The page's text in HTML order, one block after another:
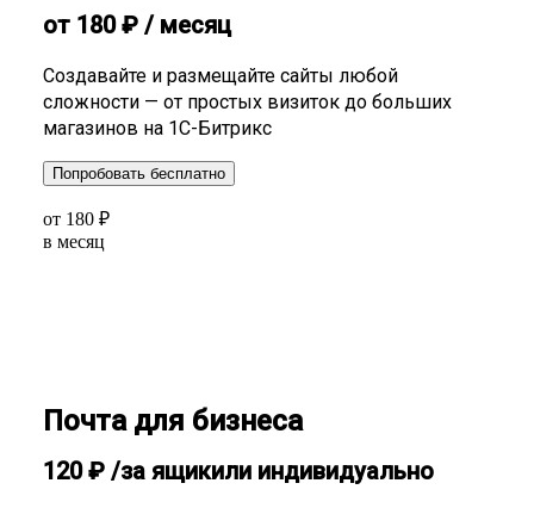
от 180₽ / месяц
Создавайте и размещайте сайты любой
сложности — от простых визиток до больших
магазинов на 1С-Битрикс
Попробовать бесплатно
от 180 ₽
в месяц
Почта для бизнеса
120₽ /за ящикили индивидуально